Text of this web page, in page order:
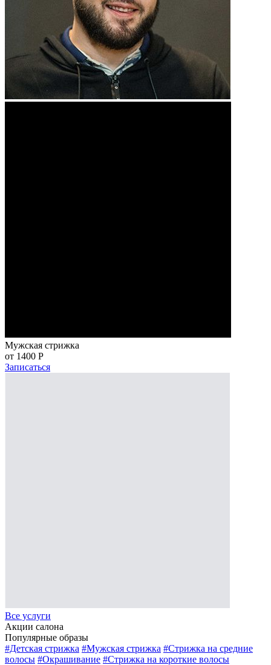
Мужская стрижка
от 1400 Р
Записаться
Все услуги
Акции салона
Популярные образы
#Детская стрижка #Мужская стрижка #Стрижка на средние
волосы #Окрашивание #Стрижка на короткие волосы